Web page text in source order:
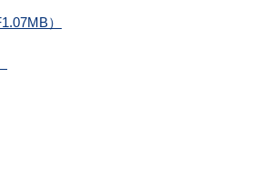
）